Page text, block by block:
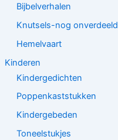
Bijbelverhalen
Knutsels-nog onverdeeld
Hemelvaart
Kinderen
Kindergedichten
Poppenkaststukken
Kindergebeden
Toneelstukjes